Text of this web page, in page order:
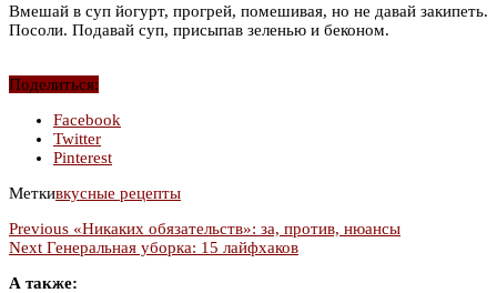
Вмешай в суп йогурт, прогрей, помешивая, но не давай закипеть.
Посоли. Подавай суп, присыпав зеленью и беконом.
Поделиться:
Facebook
Twitter
Pinterest
Меткивкусные рецепты
Previous «Никаких обязательств»: за, против, нюансы
Next Генеральная уборка: 15 лайфхаков
А также: